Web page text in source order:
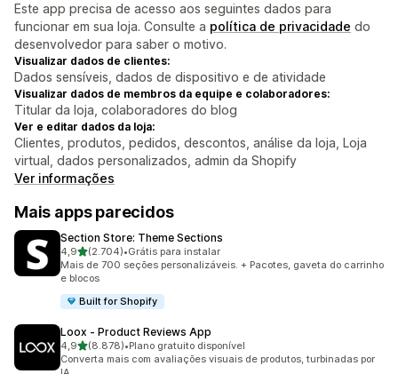
Este app precisa de acesso aos seguintes dados para
funcionar em sua loja. Consulte a política de privacidade do
desenvolvedor para saber o motivo.
Visualizar dados de clientes:
Dados sensíveis, dados de dispositivo e de atividade
Visualizar dados de membros da equipe e colaboradores:
Titular da loja, colaboradores do blog
Ver e editar dados da loja:
Clientes, produtos, pedidos, descontos, análise da loja, Loja
virtual, dados personalizados, admin da Shopify
Ver informações
Mais apps parecidos
Section Store: Theme Sections
4,9de 5 estrelas
(2.704)
2704 avaliações ao todo
•Grátis para instalar
Mais de 700 seções personalizáveis. + Pacotes, gaveta do carrinho
e blocos
Built for Shopify
Loox ‑ Product Reviews App
4,9de 5 estrelas
(8.878)
8878 avaliações ao todo
•Plano gratuito disponível
Converta mais com avaliações visuais de produtos, turbinadas por